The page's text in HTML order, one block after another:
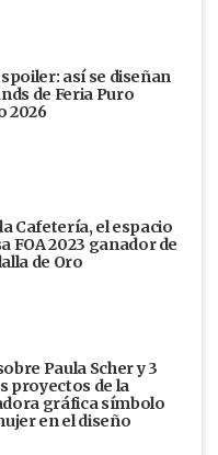
así se diseñan
de Feria Puro
2026
Cafetería, el espacio
FOA 2023 ganador de
de Oro
Paula Scher y 3
proyectos de la
gráfica símbolo
en el diseño